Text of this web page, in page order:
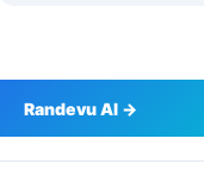
Randevu Al →